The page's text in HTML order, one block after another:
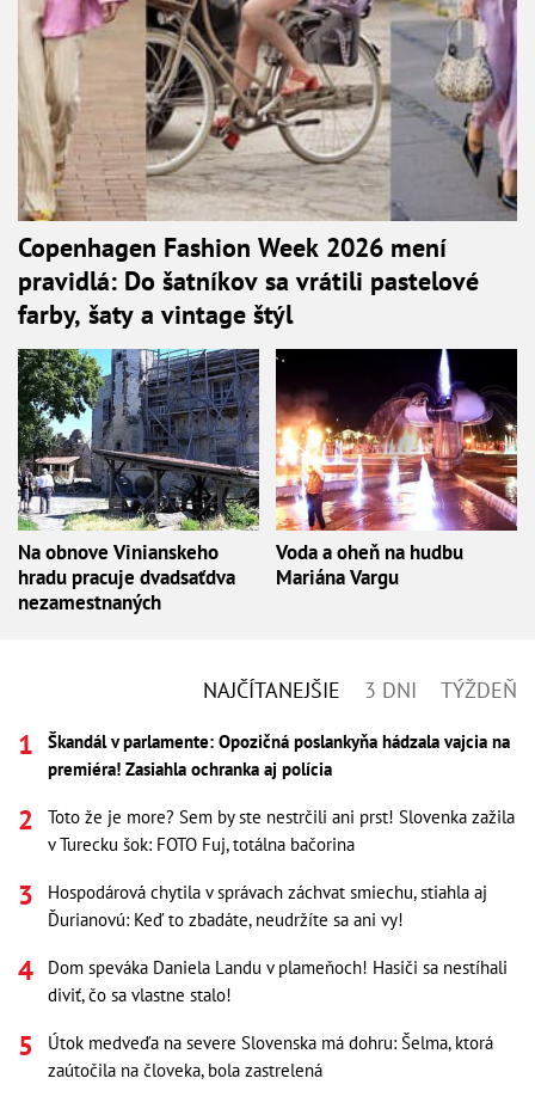
Copenhagen Fashion Week 2026 mení
pravidlá: Do šatníkov sa vrátili pastelové
farby, šaty a vintage štýl
Na obnove Vinianskeho
hradu pracuje dvadsaťdva
nezamestnaných
Voda a oheň na hudbu
Mariána Vargu
NAJČÍTANEJŠIE 3 DNI TÝŽDEŇ
Škandál v parlamente: Opozičná poslankyňa hádzala vajcia na
premiéra! Zasiahla ochranka aj polícia
Toto že je more? Sem by ste nestrčili ani prst! Slovenka zažila
v Turecku šok: FOTO Fuj, totálna bačorina
Hospodárová chytila v správach záchvat smiechu, stiahla aj
Ďurianovú: Keď to zbadáte, neudržíte sa ani vy!
Dom speváka Daniela Landu v plameňoch! Hasiči sa nestíhali
diviť, čo sa vlastne stalo!
Útok medveďa na severe Slovenska má dohru: Šelma, ktorá
zaútočila na človeka, bola zastrelená